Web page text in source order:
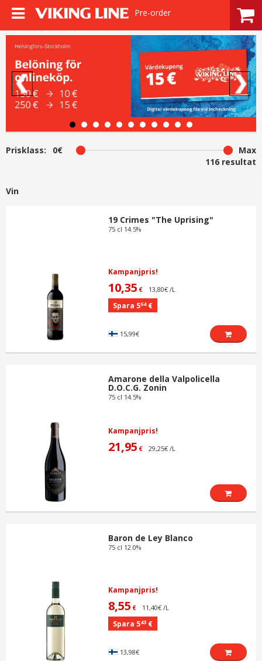
Pre-order
Prisklass: 0€
Max
116 resultat
Vin
19 Crimes "The Uprising"
75 cl 14.5%
Kampanjpris!
10,35 € 13,80€ /L
Spara 564€
15,99€
Amarone della Valpolicella
D.O.C.G. Zonin
75 cl 14.5%
Kampanjpris!
21,95 € 29,25€ /L
Baron de Ley Blanco
75 cl 12.0%
Kampanjpris!
8,55 € 11,40€ /L
Spara 543 €
13,98€